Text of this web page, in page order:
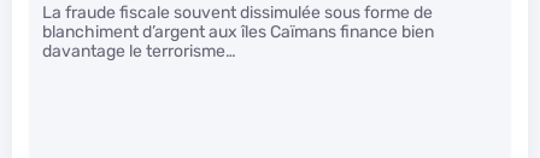
La fraude fiscale souvent dissimulée sous forme de
blanchiment d’argent aux îles Caïmans finance bien
davantage le terrorisme…